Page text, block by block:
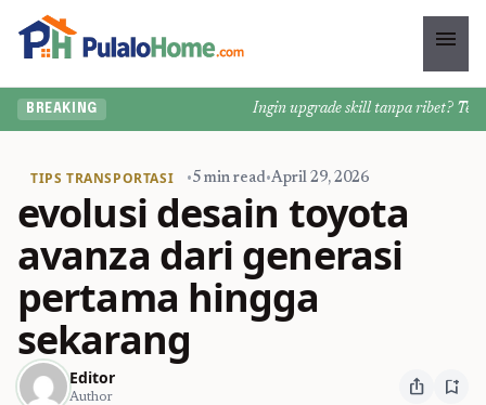
menu
BREAKING Ingin upgrade skill tanpa ribet?
TIPS TRANSPORTASI •5 min read•April 29, 2026
evolusi desain toyota
avanza dari generasi
pertama hingga
sekarang
Editor
Author ios_share bookmark_add